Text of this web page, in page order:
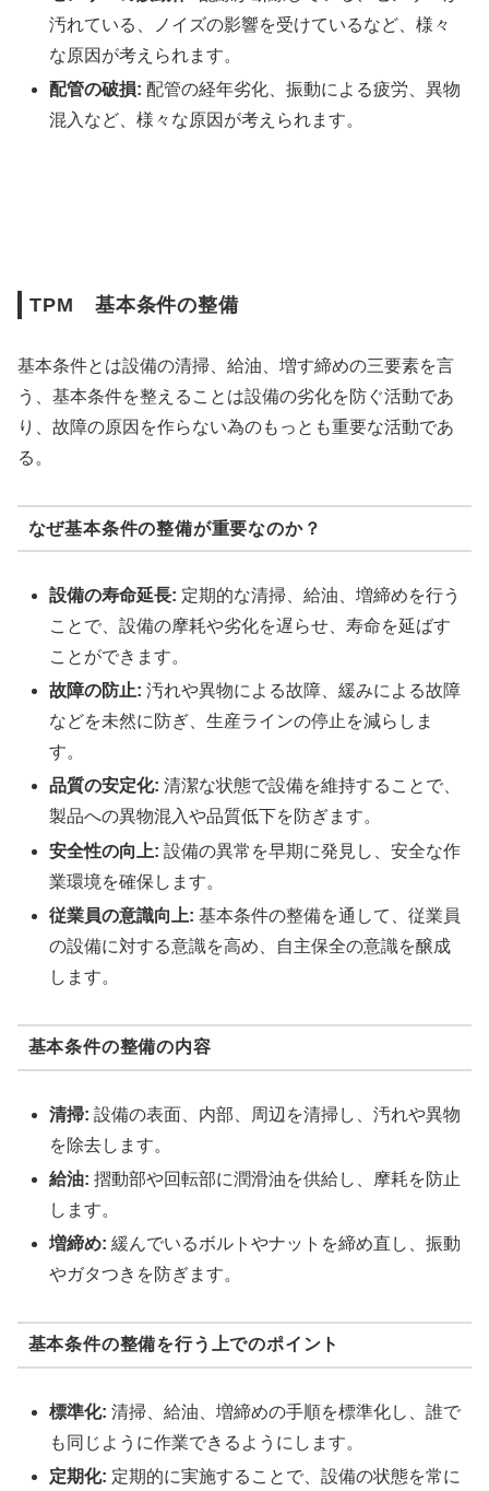
汚れている、ノイズの影響を受けているなど、様々
な原因が考えられます。
配管の破損: 配管の経年劣化、振動による疲労、異物
混入など、様々な原因が考えられます。
TPM 基本条件の整備
基本条件とは設備の清掃、給油、増す締めの三要素を言
う、基本条件を整えることは設備の劣化を防ぐ活動であ
り、故障の原因を作らない為のもっとも重要な活動であ
る。
なぜ基本条件の整備が重要なのか？
設備の寿命延長: 定期的な清掃、給油、増締めを行う
ことで、設備の摩耗や劣化を遅らせ、寿命を延ばす
ことができます。
故障の防止: 汚れや異物による故障、緩みによる故障
などを未然に防ぎ、生産ラインの停止を減らしま
す。
品質の安定化: 清潔な状態で設備を維持することで、
製品への異物混入や品質低下を防ぎます。
安全性の向上: 設備の異常を早期に発見し、安全な作
業環境を確保します。
従業員の意識向上: 基本条件の整備を通して、従業員
の設備に対する意識を高め、自主保全の意識を醸成
します。
基本条件の整備の内容
清掃: 設備の表面、内部、周辺を清掃し、汚れや異物
を除去します。
給油: 摺動部や回転部に潤滑油を供給し、摩耗を防止
します。
増締め: 緩んでいるボルトやナットを締め直し、振動
やガタつきを防ぎます。
基本条件の整備を行う上でのポイント
標準化: 清掃、給油、増締めの手順を標準化し、誰で
も同じように作業できるようにします。
定期化: 定期的に実施することで、設備の状態を常に